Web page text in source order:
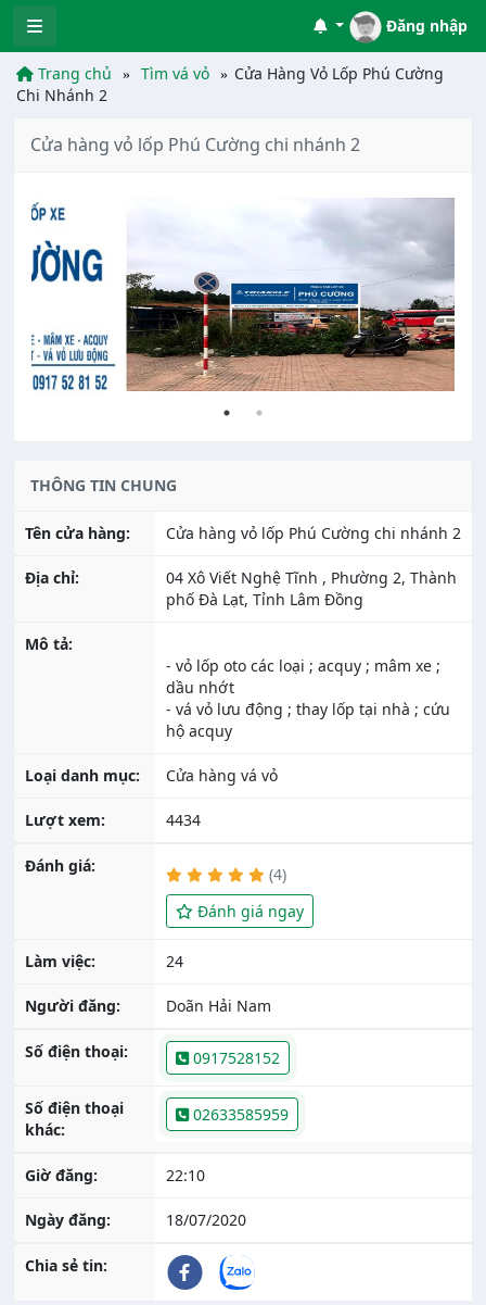
Đăng nhập
Trang chủ Tìm vá vỏ
Cửa Hàng Vỏ Lốp Phú Cường
Chi Nhánh 2
Cửa hàng vỏ lốp Phú Cường chi nhánh 2
THÔNG TIN CHUNG
Tên cửa hàng: Cửa hàng vỏ lốp Phú Cường chi nhánh 2
Địa chỉ:
04 Xô Viết Nghệ Tĩnh , Phường 2, Thành
phố Đà Lạt, Tỉnh Lâm Đồng
Mô tả:
- vỏ lốp oto các loại ; acquy ; mâm xe ;
dầu nhớt
- vá vỏ lưu động ; thay lốp tại nhà ; cứu
Loại danh mục: Cửa hàng vá vỏ
Lượt xem: 4434
Đánh giá:
(4)
Đánh giá ngay
Làm việc: 24
Người đăng: Doãn Hải Nam
Số điện thoại: 0917528152
Số điện thoại
khác:
02633585959
Giờ đăng: 22:10
Ngày đăng: 18/07/2020
Chia sẻ tin: